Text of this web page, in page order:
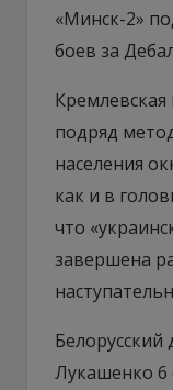
«Минск-2»
боев за
подряд
населения
как и в
что
завершена
Белорусский
Лукашенко 6